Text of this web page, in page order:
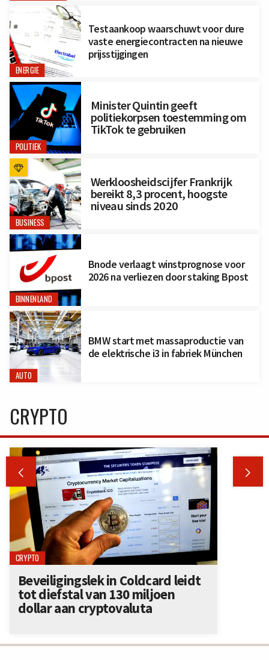
ENERGIE
Testaankoop waarschuwt voor dure
vaste energiecontracten na nieuwe
prijsstijgingen
POLITIEK
Minister Quintin geeft
politiekorpsen toestemming om
TikTok te gebruiken
BUSINESS
Werkloosheidscijfer Frankrijk
bereikt 8,3 procent, hoogste
niveau sinds 2020
BINNENLAND
Bnode verlaagt winstprognose voor
2026 na verliezen door staking Bpost
AUTO
BMW start met massaproductie van
de elektrische i3 in fabriek München
CRYPTO
 
CRYPTO
Beveiligingslek in Coldcard leidt
tot diefstal van 130 miljoen
dollar aan cryptovaluta